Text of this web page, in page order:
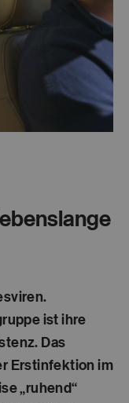
ist ihre
. Das
Erstinfektion im
„ruhend“